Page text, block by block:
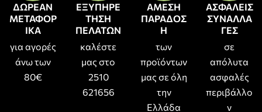
ΔΩΡΕΑΝ
ΜΕΤΑΦΟΡ
ΙΚΑ
για αγορές
άνω των
80€
ΕΞΥΠΗΡΕ
ΤΗΣΗ
ΠΕΛΑΤΩΝ
καλέστε
μας στο
2510
621656
ΑΜΕΣΗ
ΠΑΡΑΔΟΣ
Η
των
προϊόντων
μας σε όλη
την
Ελλάδα
ΑΣΦΑΛΕΙΣ
ΣΥΝΑΛΛΑ
ΓΕΣ
σε
απόλυτα
ασφαλές
περιβάλλο
ν